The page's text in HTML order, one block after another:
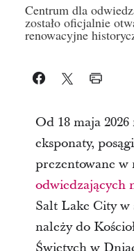
Centrum dla
zostało oficjalnie
renowacyjne
Od 18 maja
eksponaty,
prezentowane w
odwiedzających
Salt Lake City
należy do